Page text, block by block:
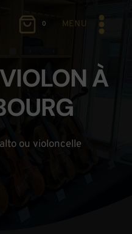
0 MENU
À
ou violoncelle